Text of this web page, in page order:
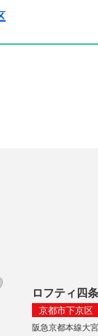
ロフティ四
京都市下京区
阪急京都本線大